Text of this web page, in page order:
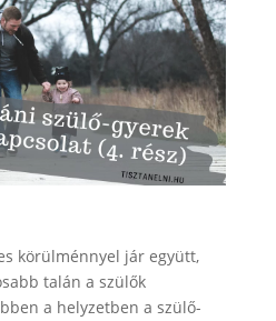
körülménnyel jár együtt,
talán a szülők
a helyzetben a szülő-